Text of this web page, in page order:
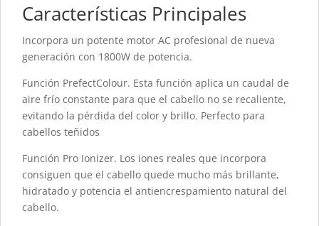
Características Principales
Incorpora un potente motor AC profesional de nueva
generación con 1800W de potencia.
Función PrefectColour. Esta función aplica un caudal de
aire frío constante para que el cabello no se recaliente,
evitando la pérdida del color y brillo. Perfecto para
cabellos teñidos
Función Pro Ionizer. Los iones reales que incorpora
consiguen que el cabello quede mucho más brillante,
hidratado y potencia el antiencrespamiento natural del
cabello.